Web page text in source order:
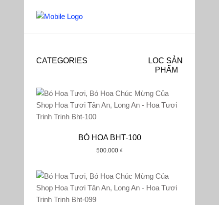
CATEGORIES
LỌC SẢN
PHẨM
Mặc Định
Giá: Thấp Đến Cao
Giá: Cao Đến Thấp
BÓ HOA BHT-100
500.000 ₫